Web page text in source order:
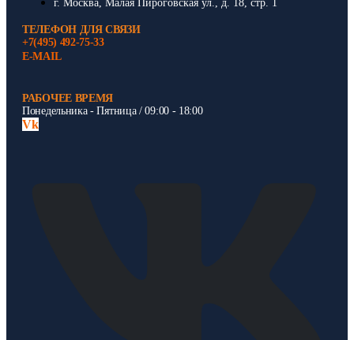
г. Москва, Малая Пироговская ул., д. 18, стр. 1
ТЕЛЕФОН ДЛЯ СВЯЗИ
+7(495) 492-75-33
E-MAIL
РАБОЧЕЕ ВРЕМЯ
Понедельника - Пятница / 09:00 - 18:00
Vk